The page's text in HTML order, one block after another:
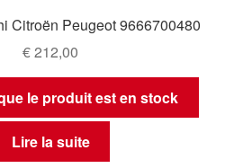
Citroën Peugeot 9666700480
€212,00
le produit est en stock
Lire la suite